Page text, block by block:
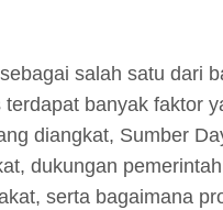
salah satu dari
banyak faktor
diangkat, Sumber
dukungan
serta bagaimana